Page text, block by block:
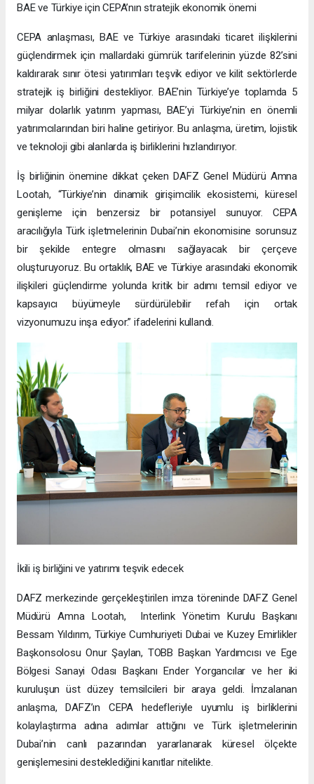
BAE ve Türkiye için CEPA’nın stratejik ekonomik önemi
CEPA anlaşması, BAE ve Türkiye arasındaki ticaret ilişkilerini
güçlendirmek için mallardaki gümrük tarifelerinin yüzde 82’sini
kaldırarak sınır ötesi yatırımları teşvik ediyor ve kilit sektörlerde
stratejik iş birliğini destekliyor. BAE’nin Türkiye’ye toplamda 5
milyar dolarlık yatırım yapması, BAE’yi Türkiye’nin en önemli
yatırımcılarından biri haline getiriyor. Bu anlaşma, üretim, lojistik
ve teknoloji gibi alanlarda iş birliklerini hızlandırıyor.
İş birliğinin önemine dikkat çeken DAFZ Genel Müdürü Amna
Lootah, “Türkiye’nin dinamik girişimcilik ekosistemi, küresel
genişleme için benzersiz bir potansiyel sunuyor. CEPA
aracılığıyla Türk işletmelerinin Dubai’nin ekonomisine sorunsuz
bir şekilde entegre olmasını sağlayacak bir çerçeve
oluşturuyoruz. Bu ortaklık, BAE ve Türkiye arasındaki ekonomik
ilişkileri güçlendirme yolunda kritik bir adımı temsil ediyor ve
kapsayıcı büyümeyle sürdürülebilir refah için ortak
vizyonumuzu inşa ediyor.” ifadelerini kullandı.
İkili iş birliğini ve yatırımı teşvik edecek
DAFZ merkezinde gerçekleştirilen imza töreninde DAFZ Genel
Müdürü Amna Lootah, Interlink Yönetim Kurulu Başkanı
Bessam Yıldırım, Türkiye Cumhuriyeti Dubai ve Kuzey Emirlikler
Başkonsolosu Onur Şaylan, TOBB Başkan Yardımcısı ve Ege
Bölgesi Sanayi Odası Başkanı Ender Yorgancılar ve her iki
kuruluşun üst düzey temsilcileri bir araya geldi. İmzalanan
anlaşma, DAFZ’ın CEPA hedefleriyle uyumlu iş birliklerini
kolaylaştırma adına adımlar attığını ve Türk işletmelerinin
Dubai’nin canlı pazarından yararlanarak küresel ölçekte
genişlemesini desteklediğini kanıtlar nitelikte.